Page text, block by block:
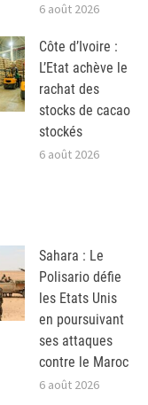
6 août 2026
Côte d’Ivoire :
L’Etat achève le
rachat des
stocks de cacao
stockés
6 août 2026
Sahara : Le
Polisario défie
les Etats Unis
en poursuivant
ses attaques
contre le Maroc
6 août 2026